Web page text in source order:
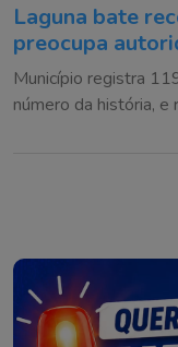
Laguna bate
preocupa
Município registra
número da história,